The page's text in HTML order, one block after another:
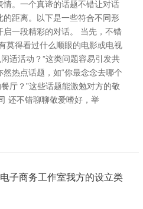
。一个真谛的话题不错让对话
距离。以下是一些符合不同形
一段精彩的对话。 当先，不错
莫得看过什么顺眼的电影或电视
适活动？”这类问题容易引发共
热点话题，如“你最念念去哪个
厅？”这些话题能激勉对方的敬
还不错聊聊敬爱嗜好，举
子商务工作室我方的设立类